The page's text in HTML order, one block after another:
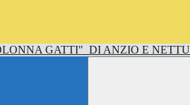
GATTI" DI ANZIO E